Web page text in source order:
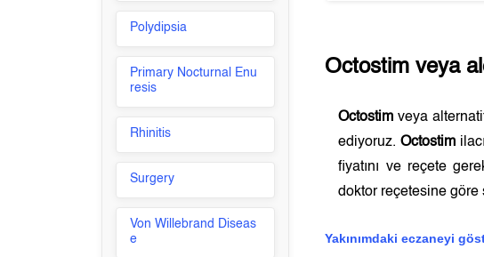
Polydipsia
Primary Nocturnal Enu
resis
Rhinitis
Surgery
Von Willebrand Diseas
e
Octostim veya
Octostim veya
ediyoruz.Octostim
fiyatını ve reçete
doktor reçetesine göre
Yakınımdaki eczaneyi